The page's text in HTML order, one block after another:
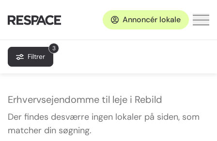
Annoncér lokale
3
Filtrer
Erhvervsejendomme til leje i Rebild
Der findes desværre ingen lokaler på siden, som
matcher din søgning.